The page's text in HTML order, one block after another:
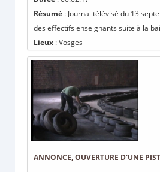
Résumé : Journal télévisé du 13
des effectifs enseignants suite à la
Lieux : Vosges
ANNONCE, OUVERTURE D'UNE